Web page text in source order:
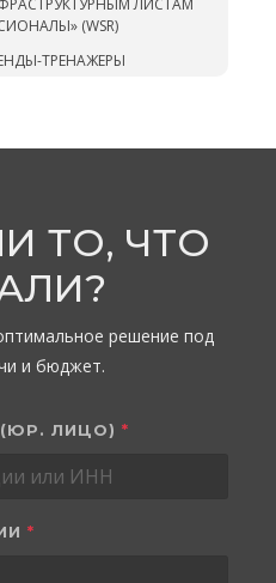
ЛИСТАМ
(WSR)
ТРЕНАЖЕРЫ
ТО, ЧТО
решение под
и бюджет.
ЛИЦО) *
*